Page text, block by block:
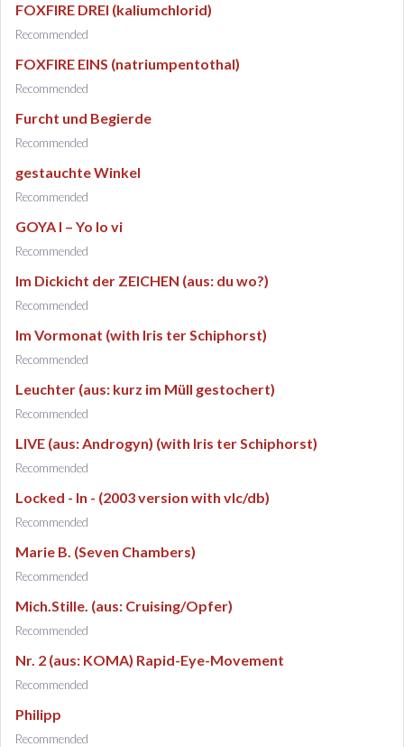
FOXFIRE DREI (kaliumchlorid)
Recommended
FOXFIRE EINS (natriumpentothal)
Recommended
Furcht und Begierde
Recommended
gestauchte Winkel
Recommended
GOYA I – Yo lo vi
Recommended
Im Dickicht der ZEICHEN (aus: du wo?)
Recommended
Im Vormonat (with Iris ter Schiphorst)
Recommended
Leuchter (aus: kurz im Müll gestochert)
Recommended
LIVE (aus: Androgyn) (with Iris ter Schiphorst)
Recommended
Locked - In - (2003 version with vlc/db)
Recommended
Marie B. (Seven Chambers)
Recommended
Mich.Stille. (aus: Cruising/Opfer)
Recommended
Nr. 2 (aus: KOMA) Rapid-Eye-Movement
Recommended
Philipp
Recommended